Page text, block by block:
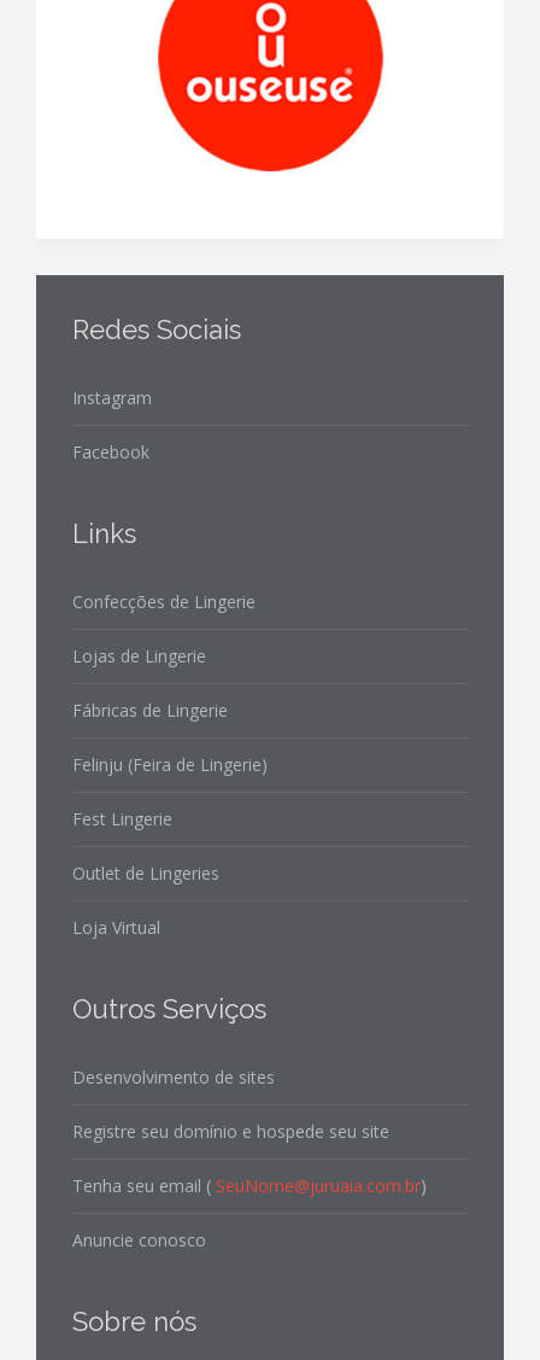
Redes Sociais
Instagram
Facebook
Links
Confecções de Lingerie
Lojas de Lingerie
Fábricas de Lingerie
Felinju (Feira de Lingerie)
Fest Lingerie
Outlet de Lingeries
Loja Virtual
Outros Serviços
Desenvolvimento de sites
Registre seu domínio e hospede seu site
Tenha seu email ( SeuNome@juruaia.com.br)
Anuncie conosco
Sobre nós